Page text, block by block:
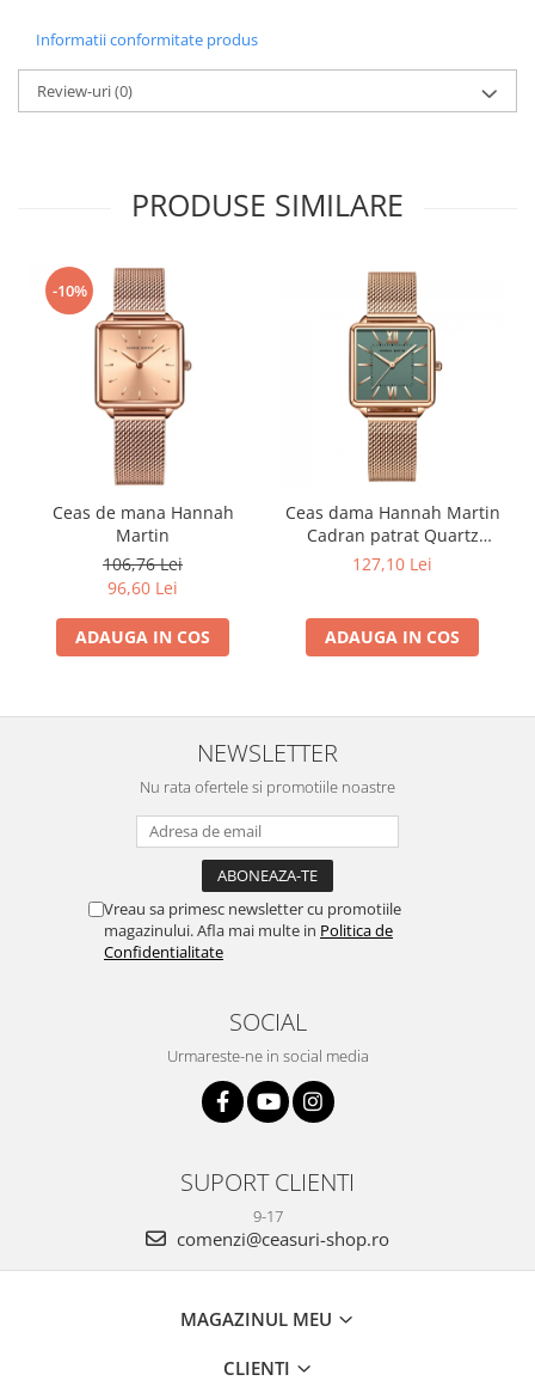
Informatii conformitate produs
Review-uri(0)
PRODUSE SIMILARE
-10%
Ceas de mana Hannah
Martin
106,76 Lei
96,60 Lei
ADAUGA IN COS
Ceas dama Hannah Martin
Cadran patrat Quartz
Analog Elegant Auriu verde
127,10 Lei
ADAUGA IN COS
NEWSLETTER
Nu rata ofertele si promotiile noastre
Vreau sa primesc newsletter cu promotiile
magazinului. Afla mai multe in Politica de
Confidentialitate
SOCIAL
Urmareste-ne in social media
SUPORT CLIENTI
9-17
comenzi@ceasuri-shop.ro
MAGAZINUL MEU
CLIENTI